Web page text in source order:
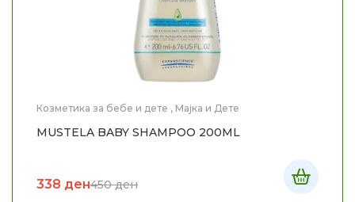
Козметика за бебе и дете , Мајка и Дете
MUSTELA BABY SHAMPOO 200ML
450ден
338 ден